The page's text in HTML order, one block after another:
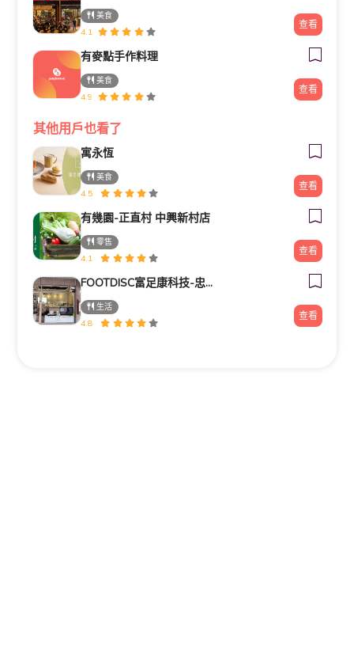
美食
4.1
查看
有麥點手作料理
美食
4.9
查看
其他用戶也看了
寓永恆
美食
4.5
查看
有幾園-正直村 中興新村店
零售
4.1
查看
FOOTDISC富足康科技-忠孝直營門市
生活
4.8
查看